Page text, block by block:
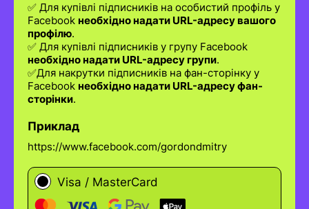
✅ Для купівлі підписників на особистий профіль у
Facebook необхідно надати URL-адресу вашого
профілю.
✅ Для купівлі підписників у групу Facebook
необхідно надати URL-адресу групи.
✅Для накрутки підписників на фан-сторінку у
Facebook необхідно надати URL-адресу фан-
сторінки.
Приклад
https://www.facebook.com/gordondmitry
Visa / MasterCard